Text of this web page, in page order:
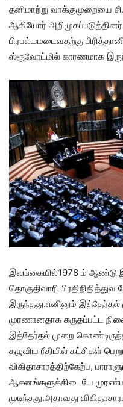
தனிமாற்று வாக்குமுறையை
ஆகியோர்
பிரபல்யமடைவதற்கு
ஸ்ரூவோட்மில் காரணமாக
இலங்கையில்1978 ம் ஆண்டு
தொகுதிவாரி
இருந்தது.எனினும்
முரணானதாக கருதப்பட்ட
இத்தேர்தல் முறை
தழுவிய ரீதியில் கட்சிகள்
விகிதாசாரத்திற்கேற்ப,
ஆசனங்களுக்கிடையே
முடிந்தது.அதாவது